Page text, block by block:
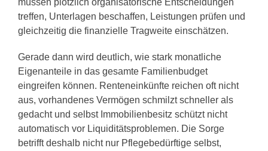
treffen, Unterlagen beschaffen, Leistungen prüfen und
gleichzeitig die finanzielle Tragweite einschätzen.
Gerade dann wird deutlich, wie stark monatliche
Eigenanteile in das gesamte Familienbudget
eingreifen können. Renteneinkünfte reichen oft nicht
aus, vorhandenes Vermögen schmilzt schneller als
gedacht und selbst Immobilienbesitz schützt nicht
automatisch vor Liquiditätsproblemen. Die Sorge
betrifft deshalb nicht nur Pflegebedürftige selbst,